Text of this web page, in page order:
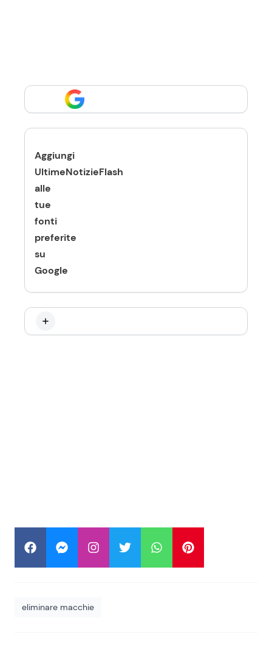
Aggiungi
UltimeNotizieFlash
alle
tue
fonti
preferite
su
Google
eliminare macchie